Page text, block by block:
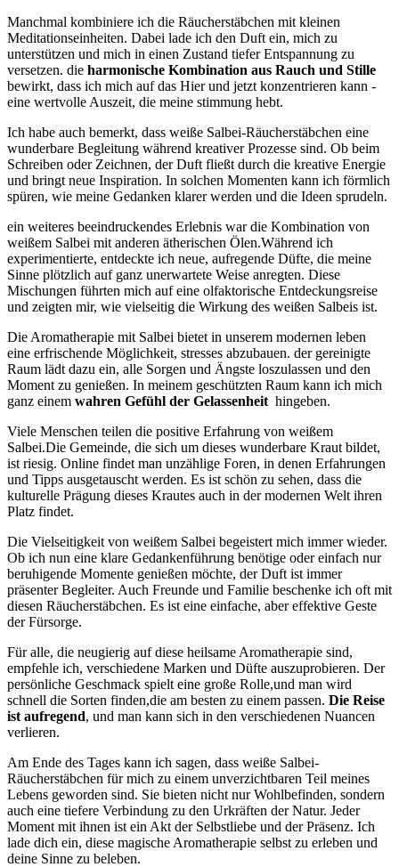
Manchmal kombiniere ⁤ich die ​Räucherstäbchen ⁣mit kleinen
Meditationseinheiten. Dabei lade⁤ ich den Duft ein, mich zu ​
unterstützen und mich ​in einen Zustand tiefer Entspannung zu
versetzen. ​die‍ harmonische‌ Kombination aus Rauch und ⁣Stille
bewirkt,⁣ dass ich mich auf das ⁢Hier‍ und jetzt konzentrieren⁣ kann ​-
eine wertvolle Auszeit, die meine‍ stimmung hebt.
Ich​ habe⁢ auch bemerkt, dass weiße ⁤Salbei-Räucherstäbchen eine‍
wunderbare Begleitung während​ kreativer Prozesse⁢ sind. Ob⁢ beim
Schreiben ⁤oder Zeichnen, der ‍Duft fließt⁣ durch die kreative Energie
und bringt neue‌ Inspiration. In solchen Momenten kann ich förmlich
spüren, wie meine Gedanken klarer ‍werden⁤ und die Ideen sprudeln.
ein weiteres beeindruckendes‍ Erlebnis ⁣war die Kombination von
weißem Salbei mit anderen ätherischen Ölen.Während​ ich‌
experimentierte, entdeckte⁣ ich ‍neue, aufregende Düfte, die meine​
Sinne plötzlich⁤ auf ⁣ganz unerwartete Weise anregten. Diese
Mischungen ⁢führten mich auf eine ​olfaktorische Entdeckungsreise
und zeigten mir,⁤ wie vielseitig die ​Wirkung des weißen Salbeis ist.
Die Aromatherapie⁤ mit Salbei bietet in unserem modernen leben
eine erfrischende Möglichkeit, stresses ​abzubauen. der ‍gereinigte
Raum lädt dazu ein, alle Sorgen und Ängste loszulassen und den
Moment zu ⁣genießen. In meinem geschützten Raum kann ich mich
ganz‍ einem wahren Gefühl der​ Gelassenheit ⁤ hingeben.
Viele​ Menschen teilen ​die positive ‍Erfahrung von weißem
‍Salbei.Die Gemeinde, die⁣ sich ⁣um dieses‍ wunderbare Kraut bildet,
⁢ist​ riesig. Online⁣ findet ​man‌ unzählige Foren, in denen‌ Erfahrungen
und Tipps ausgetauscht ‍werden.‍ Es ​ist schön zu sehen,⁢ dass​ die
‍kulturelle Prägung dieses Krautes auch in der ‍modernen Welt ihren
Platz findet.
Die ⁣Vielseitigkeit ⁤von weißem​ Salbei begeistert mich ‌immer wieder.
Ob ich⁣ nun ‌eine klare ⁣Gedankenführung ‌benötige⁢ oder einfach nur
beruhigende ⁣Momente genießen möchte, der ⁤Duft ist immer
präsenter Begleiter. Auch Freunde und Familie beschenke ich oft mit⁢
diesen Räucherstäbchen. ⁤Es ​ist eine‍ einfache, aber⁣ effektive Geste
der ⁤Fürsorge.
Für alle, die neugierig auf diese heilsame Aromatherapie sind,
empfehle ​ich, verschiedene ‍Marken und Düfte ⁤auszuprobieren. Der‍
persönliche Geschmack spielt eine große Rolle,und man wird
‌schnell die Sorten ‌finden,die am besten zu einem​ passen. Die Reise
ist aufregend, und‍ man kann sich⁣ in den verschiedenen Nuancen
verlieren.
Am ​Ende‌ des ⁢Tages⁢ kann ich sagen,⁤ dass weiße‍ Salbei-
Räucherstäbchen für mich zu ⁣einem unverzichtbaren Teil meines
Lebens ⁢geworden sind. Sie bieten nicht‌ nur Wohlbefinden,‍ sondern
auch eine tiefere Verbindung zu‌ den Urkräften der Natur. Jeder
Moment mit‌ ihnen ist ​ein Akt⁢ der⁢ Selbstliebe und der Präsenz.⁤ Ich
lade dich ein, ⁢diese magische Aromatherapie selbst ⁢zu​ erleben und
deine Sinne zu​ beleben.